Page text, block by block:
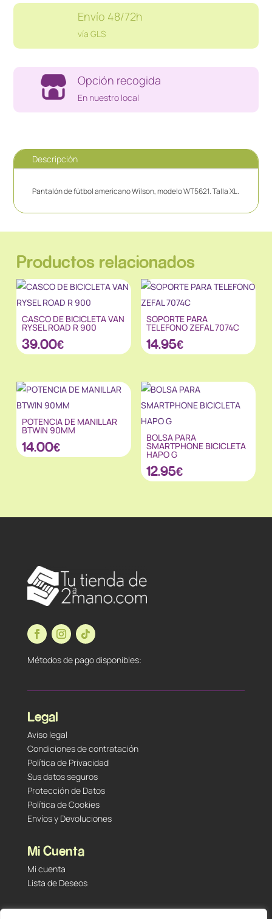
Envío 48/72h
vía GLS
Opción recogida
En nuestro local
Descripción
Pantalón de fútbol americano Wilson, modelo WT5621. Talla XL.
Productos relacionados
CASCO DE BICICLETA VAN
RYSEL ROAD R 900
39.00€
SOPORTE PARA
TELEFONO ZEFAL 7074C
14.95€
POTENCIA DE MANILLAR
BTWIN 90MM
14.00€
BOLSA PARA
SMARTPHONE BICICLETA
HAPO G
12.95€
Métodos de pago disponibles:
Legal
Aviso legal
Condiciones de contratación
Política de Privacidad
Sus datos seguros
Protección de Datos
Política de Cookies
Envíos y Devoluciones
Mi Cuenta
Mi cuenta
Lista de Deseos